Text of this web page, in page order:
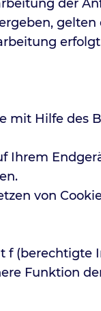
der
mit Hilfe des
Ihrem
von
f (berechtigte
Funktion